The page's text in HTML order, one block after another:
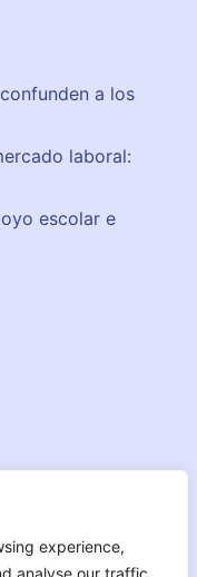
experience,
analyse our traffic.
a los
laboral:
escolar e